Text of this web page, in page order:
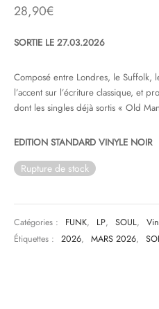
28,90€
SORTIE LE 27.03.2026
Composé entre Londres, le Suffolk,
l’accent sur l’écriture classique, et
dont les singles déjà sortis « Old
EDITION STANDARD VINYLE NOIR
Rupture de stock
Catégories : FUNK, LP, SOUL,
Étiquettes :
2026, MARS 2026,
MUSIQUES IMPROVISEES
CLASSIQUE
DAY 2025